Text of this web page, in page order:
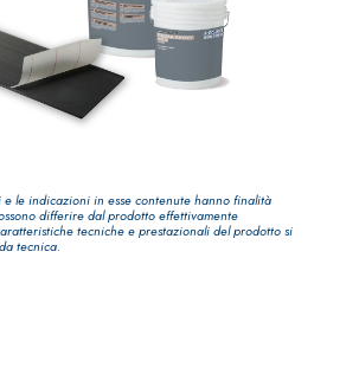
le indicazioni in esse contenute hanno finalità
differire dal prodotto effettivamente
tecniche e prestazionali del prodotto si
tecnica.
E
BASE CALCE
fondo bianco
Sistema
LASTRE